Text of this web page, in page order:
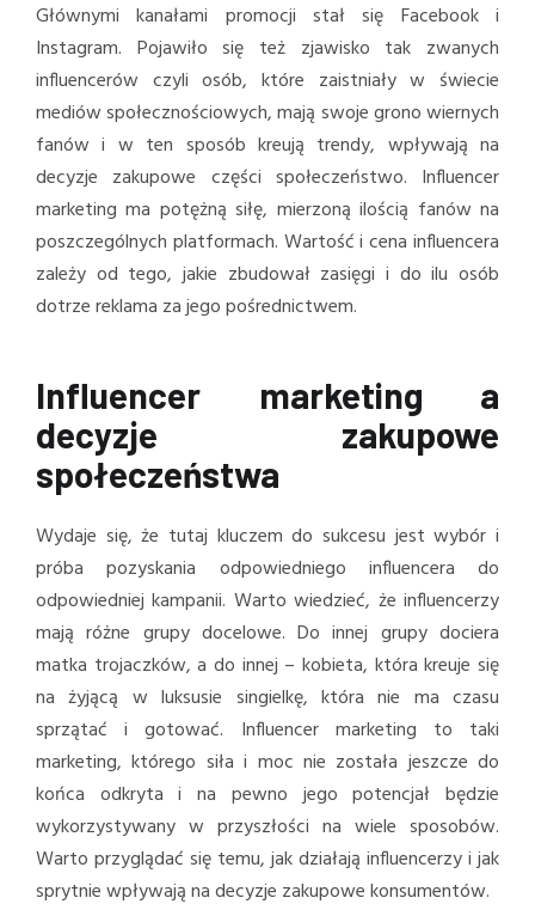
Głównymi kanałami promocji stał się Facebook i
Instagram. Pojawiło się też zjawisko tak zwanych
influencerów czyli osób, które zaistniały w świecie
mediów społecznościowych, mają swoje grono wiernych
fanów i w ten sposób kreują trendy, wpływają na
decyzje zakupowe części społeczeństwo. Influencer
marketing ma potężną siłę, mierzoną ilością fanów na
poszczególnych platformach. Wartość i cena influencera
zależy od tego, jakie zbudował zasięgi i do ilu osób
dotrze reklama za jego pośrednictwem.
Influencer marketing a
decyzje zakupowe
społeczeństwa
Wydaje się, że tutaj kluczem do sukcesu jest wybór i
próba pozyskania odpowiedniego influencera do
odpowiedniej kampanii. Warto wiedzieć, że influencerzy
mają różne grupy docelowe. Do innej grupy dociera
matka trojaczków, a do innej – kobieta, która kreuje się
na żyjącą w luksusie singielkę, która nie ma czasu
sprzątać i gotować. Influencer marketing to taki
marketing, którego siła i moc nie została jeszcze do
końca odkryta i na pewno jego potencjał będzie
wykorzystywany w przyszłości na wiele sposobów.
Warto przyglądać się temu, jak działają influencerzy i jak
sprytnie wpływają na decyzje zakupowe konsumentów.